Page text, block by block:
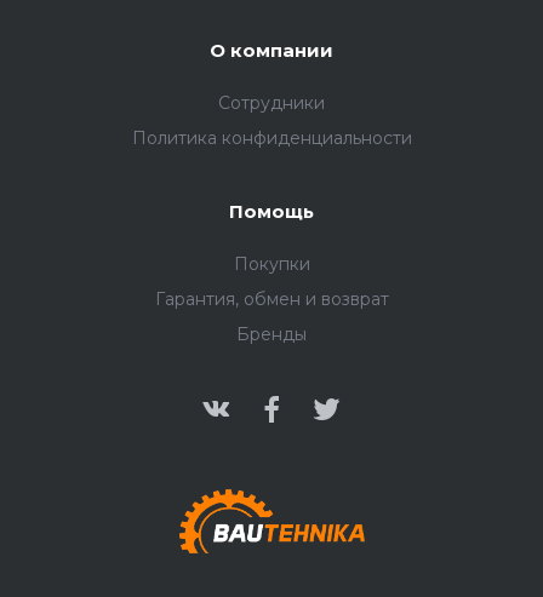
О компании
Сотрудники
Политика конфиденциальности
Помощь
Покупки
Гарантия, обмен и возврат
Бренды